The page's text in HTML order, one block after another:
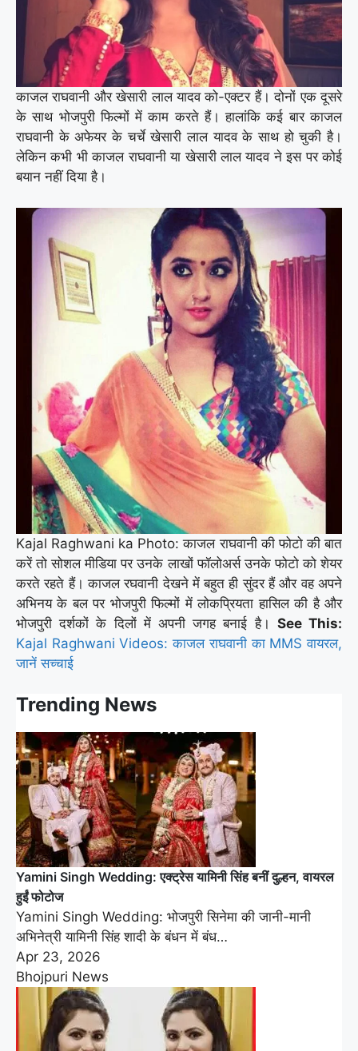
काजल राघवानी और खेसारी लाल यादव को-एक्टर हैं। दोनों एक दूसरे
के साथ भोजपुरी फिल्मों में काम करते हैं। हालांकि कई बार काजल
राघवानी के अफेयर के चर्चे खेसारी लाल यादव के साथ हो चुकी है।
लेकिन कभी भी काजल राघवानी या खेसारी लाल यादव ने इस पर कोई
बयान नहीं दिया है।
Kajal Raghwani ka Photo: काजल राघवानी की फोटो की बात
करें तो सोशल मीडिया पर उनके लाखों फॉलोअर्स उनके फोटो को शेयर
करते रहते हैं। काजल रघवानी देखने में बहुत ही सुंदर हैं और वह अपने
अभिनय के बल पर भोजपुरी फिल्मों में लोकप्रियता हासिल की है और
भोजपुरी दर्शकों के दिलों में अपनी जगह बनाई है। See This:
Kajal Raghwani Videos: काजल राघवानी का MMS वायरल,
जानें सच्चाई
Trending News
Yamini Singh Wedding: एक्ट्रेस यामिनी सिंह बनीं दुल्हन, वायरल
हुईं फोटोज
Yamini Singh Wedding: भोजपुरी सिनेमा की जानी-मानी
अभिनेत्री यामिनी सिंह शादी के बंधन में बंध…
Apr 23, 2026
Bhojpuri News